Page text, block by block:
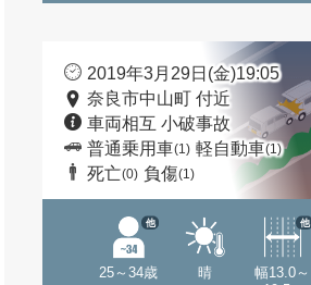
2019年3月29日(金)19:05
奈良市中山町 付近
車両相互 小破事故
普通乗用車(1) 軽自動車(1)
死亡(0) 負傷(1)
25～34歳
他
晴
幅13.0～
他